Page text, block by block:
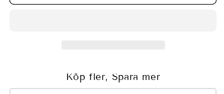
Köp fler, Spara mer